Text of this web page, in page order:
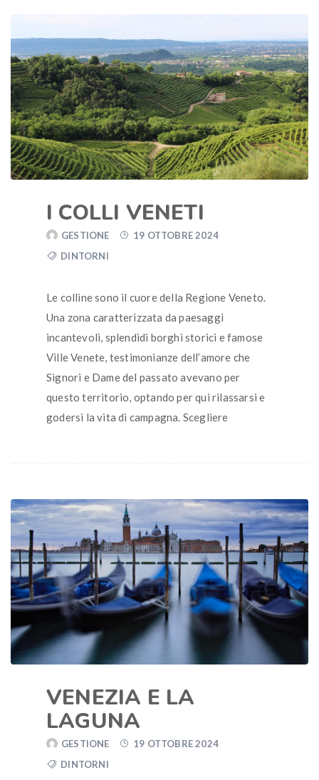
I COLLI VENETI
GESTIONE
19 OTTOBRE 2024
DINTORNI
Le colline sono il cuore della Regione Veneto.
Una zona caratterizzata da paesaggi
incantevoli, splendidi borghi storici e famose
Ville Venete, testimonianze dell’amore che
Signori e Dame del passato avevano per
questo territorio, optando per qui rilassarsi e
godersi la vita di campagna. Scegliere
VENEZIA E LA
LAGUNA
GESTIONE
19 OTTOBRE 2024
DINTORNI